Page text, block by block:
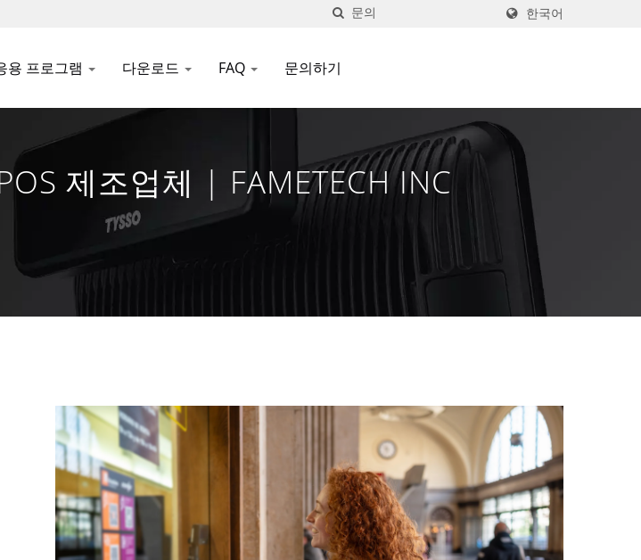
한국어
용 프로그램 다운로드 FAQ 문의하기
제조업체 | FAMETECH INC